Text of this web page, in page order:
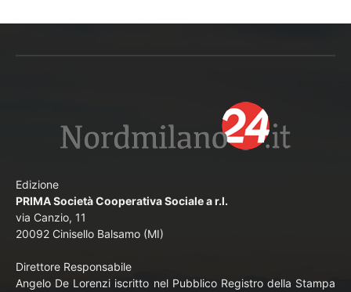
Edizione
PRIMA Società Cooperativa Sociale a r.l.
via Canzio, 11
20092 Cinisello Balsamo (MI)
Direttore Responsabile
Angelo De Lorenzi iscritto nel Pubblico Registro della Stampa